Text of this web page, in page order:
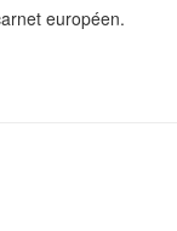
européen.